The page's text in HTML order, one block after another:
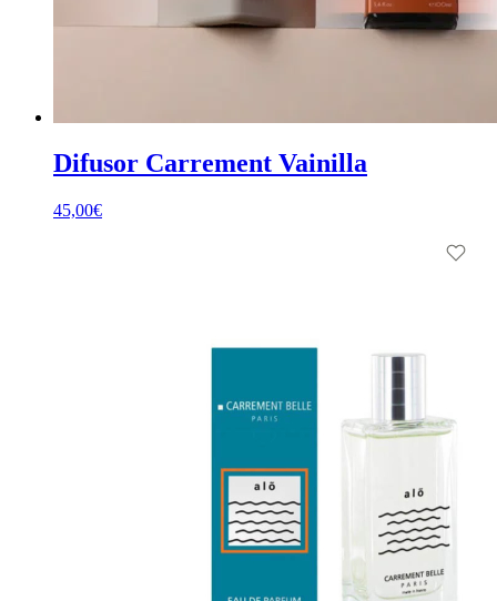
Difusor Carrement Vainilla
45,00€